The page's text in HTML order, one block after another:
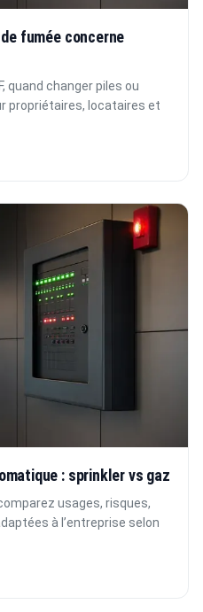
fumée concerne
quand changer piles ou
propriétaires, locataires et
: sprinkler vs gaz
usages, risques,
à l’entreprise selon